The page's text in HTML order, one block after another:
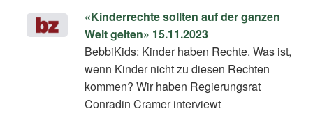
«Kinderrechte sollten auf der ganzen
Welt gelten» 15.11.2023
BebbiKids: Kinder haben Rechte. Was ist,
wenn Kinder nicht zu diesen Rechten
kommen? Wir haben Regierungsrat
Conradin Cramer interviewt